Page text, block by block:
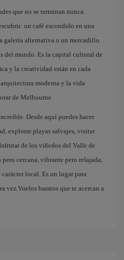
que no se terminan nunca.
un café escondido en una
galería alternativa o un mercadillo
del mundo. Es la capital cultural de
y la creatividad están en cada
moderna y la vida
de Melbourne.
Desde aquí puedes hacer
explorar playas salvajes, visitar
de los viñedos del Valle de
cercana, vibrante pero relajada,
local. Es un lugar para
vez.Vuelos baratos que te acercan a